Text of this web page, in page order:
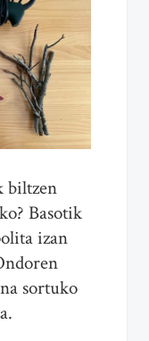
biltzen
Basotik
izan
sortuko